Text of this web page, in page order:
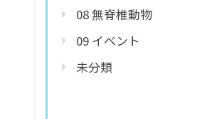
08 無脊椎動物
09 イベント
未分類